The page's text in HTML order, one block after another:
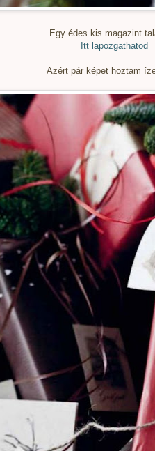
Egy édes kis magazint
Itt lapozgathatod
Azért pár képet hoztam